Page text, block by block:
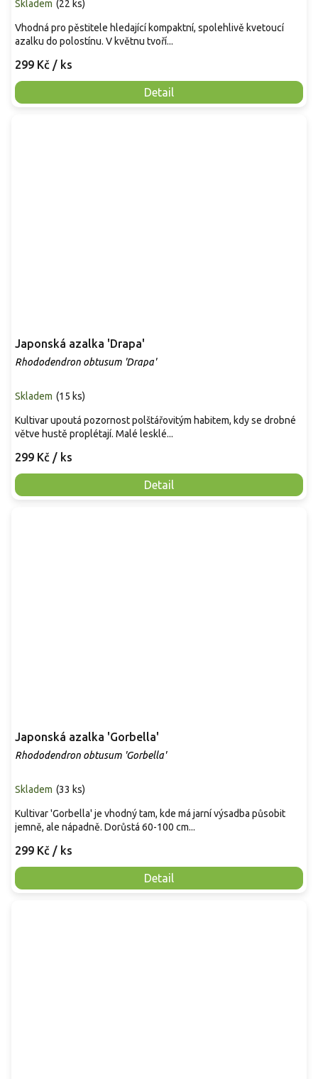
Skladem (22 ks)
299 Kč / ks
Detail
Vhodná pro pěstitele hledající kompaktní, spolehlivě kvetoucí
azalku do polostínu. V květnu tvoří...
Japonská azalka 'Drapa'
Rhododendron obtusum 'Drapa'
Skladem (15 ks)
299 Kč / ks
Detail
Kultivar upoutá pozornost polštářovitým habitem, kdy se drobné
větve hustě proplétají. Malé lesklé...
Japonská azalka 'Gorbella'
Rhododendron obtusum 'Gorbella'
Skladem (33 ks)
299 Kč / ks
Detail
Kultivar 'Gorbella' je vhodný tam, kde má jarní výsadba působit
jemně, ale nápadně. Dorůstá 60-100 cm...